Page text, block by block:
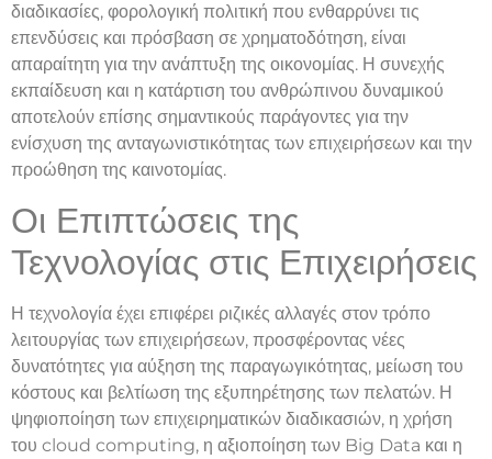
διαδικασίες, φορολογική πολιτική που ενθαρρύνει τις
επενδύσεις και πρόσβαση σε χρηματοδότηση, είναι
απαραίτητη για την ανάπτυξη της οικονομίας. Η συνεχής
εκπαίδευση και η κατάρτιση του ανθρώπινου δυναμικού
αποτελούν επίσης σημαντικούς παράγοντες για την
ενίσχυση της ανταγωνιστικότητας των επιχειρήσεων και την
προώθηση της καινοτομίας.
Οι Επιπτώσεις της
Τεχνολογίας στις Επιχειρήσεις
Η τεχνολογία έχει επιφέρει ριζικές αλλαγές στον τρόπο
λειτουργίας των επιχειρήσεων, προσφέροντας νέες
δυνατότητες για αύξηση της παραγωγικότητας, μείωση του
κόστους και βελτίωση της εξυπηρέτησης των πελατών. Η
ψηφιοποίηση των επιχειρηματικών διαδικασιών, η χρήση
του cloud computing, η αξιοποίηση των Big Data και η